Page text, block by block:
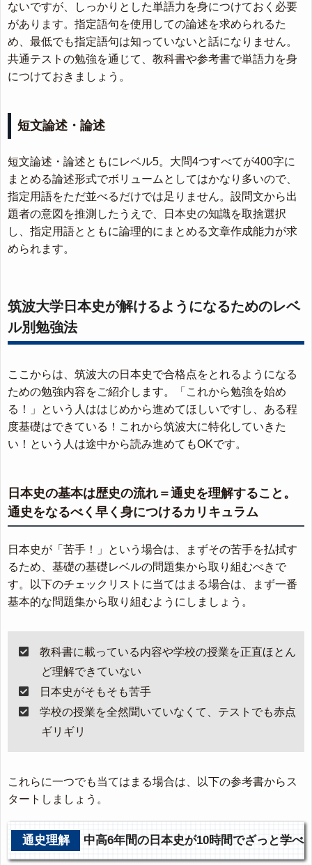
ないですが、しっかりとした単語力を身につけておく必要
があります。指定語句を使用しての論述を求められるた
め、最低でも指定語句は知っていないと話になりません。
共通テストの勉強を通じて、教科書や参考書で単語力を身
につけておきましょう。
短文論述・論述
短文論述・論述ともにレベル5。大問4つすべてが400字に
まとめる論述形式でボリュームとしてはかなり多いので、
指定用語をただ並べるだけでは足りません。設問文から出
題者の意図を推測したうえで、日本史の知識を取捨選択
し、指定用語とともに論理的にまとめる文章作成能力が求
められます。
筑波大学日本史が解けるようになるためのレベ
ル別勉強法
ここからは、筑波大の日本史で合格点をとれるようになる
ための勉強内容をご紹介します。「これから勉強を始め
る！」という人ははじめから進めてほしいですし、ある程
度基礎はできている！これから筑波大に特化していきた
い！という人は途中から読み進めてもOKです。
日本史の基本は歴史の流れ＝通史を理解すること。
通史をなるべく早く身につけるカリキュラム
日本史が「苦手！」という場合は、まずその苦手を払拭す
るため、基礎の基礎レベルの問題集から取り組むべきで
す。以下のチェックリストに当てはまる場合は、まず一番
基本的な問題集から取り組むようにしましょう。
教科書に載っている内容や学校の授業を正直ほとん
ど理解できていない
日本史がそもそも苦手
学校の授業を全然聞いていなくて、テストでも赤点
ギリギリ
これらに一つでも当てはまる場合は、以下の参考書からス
タートしましょう。
通史理解 中高6年間の日本史が10時間でざっと学べ